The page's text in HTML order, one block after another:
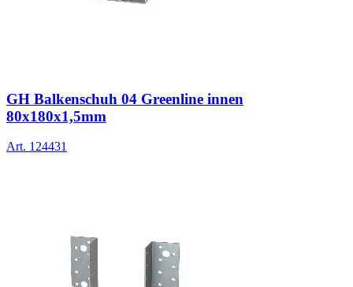
GH Balkenschuh 04 Greenline innen
80x180x1,5mm
Art. 124431